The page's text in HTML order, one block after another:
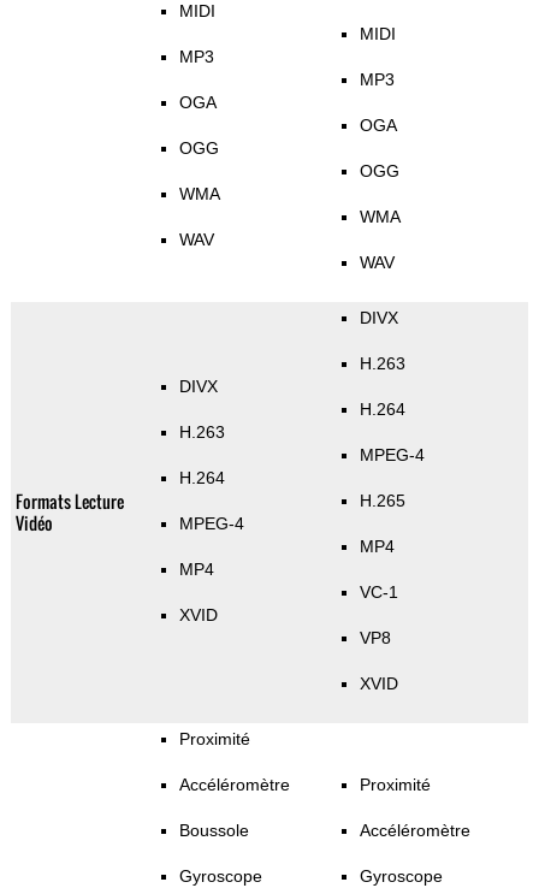
MIDI
MP3
OGA
OGG
WMA
WAV
MIDI
MP3
OGA
OGG
WMA
WAV
Formats Lecture
Vidéo
DIVX
H.263
H.264
MPEG-4
MP4
XVID
DIVX
H.263
H.264
MPEG-4
H.265
MP4
VC-1
VP8
XVID
Proximité
Accéléromètre
Boussole
Gyroscope
Proximité
Accéléromètre
Gyroscope